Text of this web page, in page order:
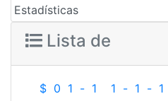
Estadísticas
Lista de
$ 0 1 - 1 1 - 1 - 1